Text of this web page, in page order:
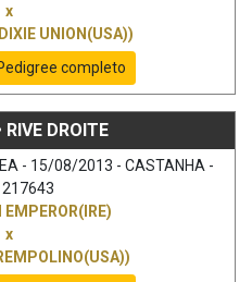
x
UNION(USA))
completo
RIVE DROITE
- 15/08/2013 - CASTANHA -
217643
EMPEROR(IRE)
x